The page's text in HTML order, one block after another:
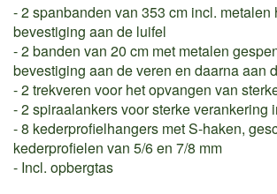
- 2 spanbanden van 353 cm incl. metalen
bevestiging aan de luifel
- 2 banden van 20 cm met metalen
bevestiging aan de veren en daarna aan
- 2 trekveren voor het opvangen van
- 2 spiraalankers voor sterke verankering
- 8 kederprofielhangers met S-haken,
kederprofielen van 5/6 en 7/8 mm
- Incl. opbergtas